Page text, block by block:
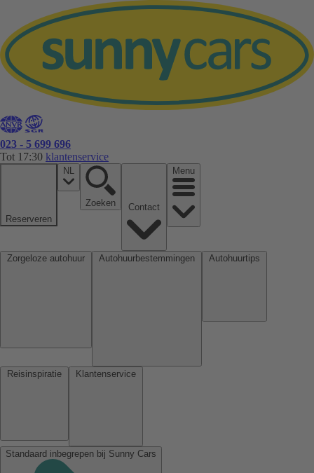
023 - 5 699 696
Tot 17:30 klantenservice
Reserveren
NL
Zoeken
Menu
Standaard inbegrepen bij Sunny Cars